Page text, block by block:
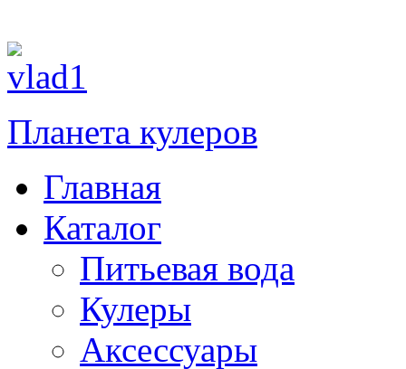
Планета кулеров
Главная
Каталог
Питьевая вода
Кулеры
Аксессуары